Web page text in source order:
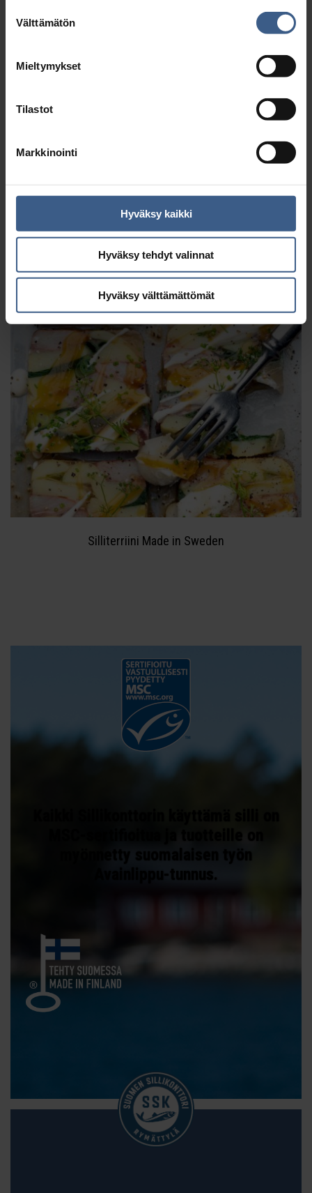
valinta
Välttämätön
Mieltymykset
Tilastot
Markkinointi
Hyväksy kaikki
Hyväksy tehdyt valinnat
Hyväksy välttämättömät
Silli-tomaattipasta
Silliterriini Made in Sweden
Avainlippu-tunnus.